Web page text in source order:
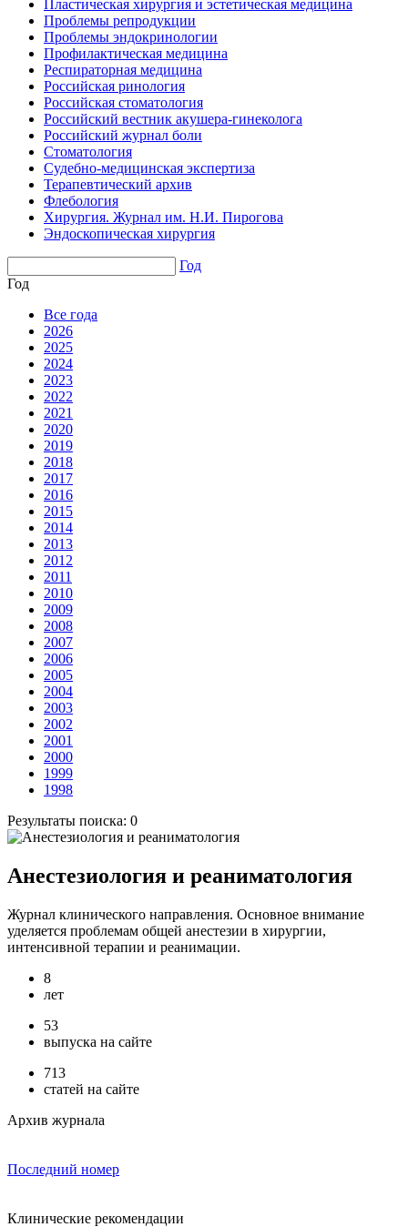
Пластическая хирургия и эстетическая медицина
Проблемы репродукции
Проблемы эндокринологии
Профилактическая медицина
Респираторная медицина
Российская ринология
Российская стоматология
Российский вестник акушера-гинеколога
Российский журнал боли
Стоматология
Судебно-медицинская экспертиза
Терапевтический архив
Флебология
Хирургия. Журнал им. Н.И. Пирогова
Эндоскопическая хирургия
Год
Год
Все года
2026
2025
2024
2023
2022
2021
2020
2019
2018
2017
2016
2015
2014
2013
2012
2011
2010
2009
2008
2007
2006
2005
2004
2003
2002
2001
2000
1999
1998
Результаты поиска: 0
Анестезиология и реаниматология
Журнал клинического направления. Основное внимание
уделяется проблемам общей анестезии в хирургии,
интенсивной терапии и реанимации.
8
лет
53
выпуска на сайте
713
статей на сайте
Архив журнала
Последний номер
Клинические рекомендации